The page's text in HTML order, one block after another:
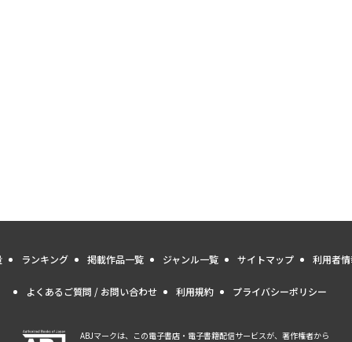
ランキング 掲載作品一覧 ジャンル一覧 サイトマップ 利用者
よくあるご質問 / お問い合わせ 利用規約 プライバシーポリシー
ABJマークは、この電子書店・電子書籍配信サービスが、著作権者から